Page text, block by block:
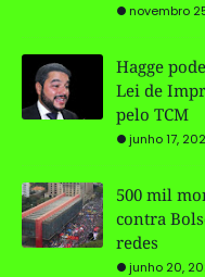
novembro
Hagge
Lei de
pelo TCM
junho 17,
500 mil
contra
redes
junho 20,